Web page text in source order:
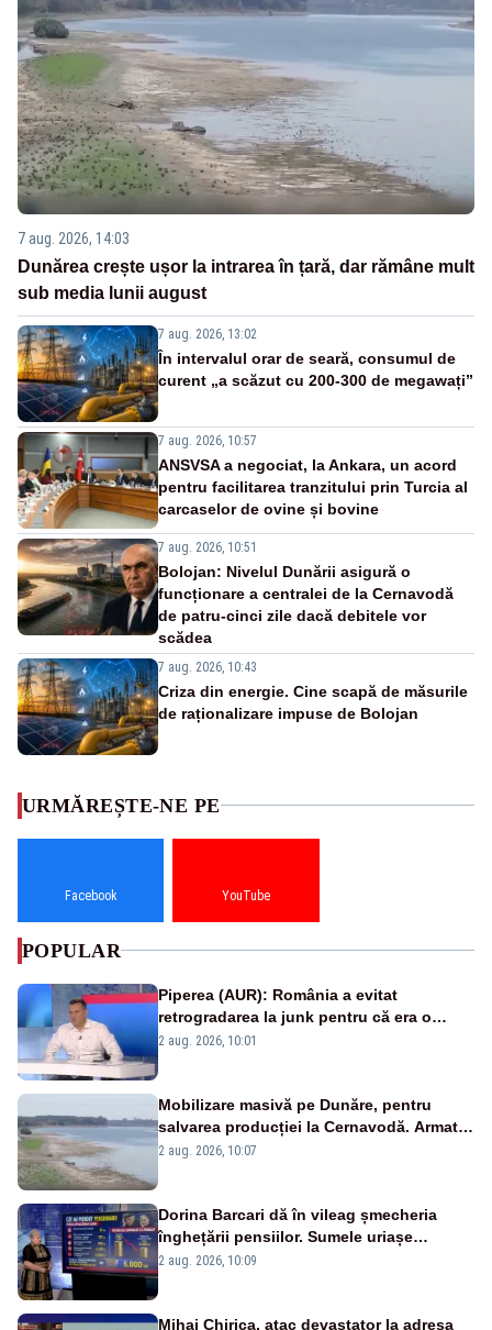
7 aug. 2026, 14:03
Dunărea crește ușor la intrarea în țară, dar rămâne mult
sub media lunii august
7 aug. 2026, 13:02
În intervalul orar de seară, consumul de
curent „a scăzut cu 200-300 de megawați”
7 aug. 2026, 10:57
ANSVSA a negociat, la Ankara, un acord
pentru facilitarea tranzitului prin Turcia al
carcaselor de ovine și bovine
7 aug. 2026, 10:51
Bolojan: Nivelul Dunării asigură o
funcționare a centralei de la Cernavodă
de patru-cinci zile dacă debitele vor
scădea
7 aug. 2026, 10:43
Criza din energie. Cine scapă de măsurile
de raționalizare impuse de Bolojan
URMĂREȘTE-NE PE
Facebook YouTube
POPULAR
Piperea (AUR): România a evitat
retrogradarea la junk pentru că era o
catastrofă pentru bănci și fondurile de
2 aug. 2026, 10:01
Mobilizare masivă pe Dunăre, pentru
salvarea producției la Cernavodă. Armata
va detona o stâncă și va devia apa
2 aug. 2026, 10:07
Dorina Barcari dă în vileag șmecheria
înghețării pensiilor. Sumele uriașe
pierdute de fiecare român
2 aug. 2026, 10:09
Mihai Chirica, atac devastator la adresa